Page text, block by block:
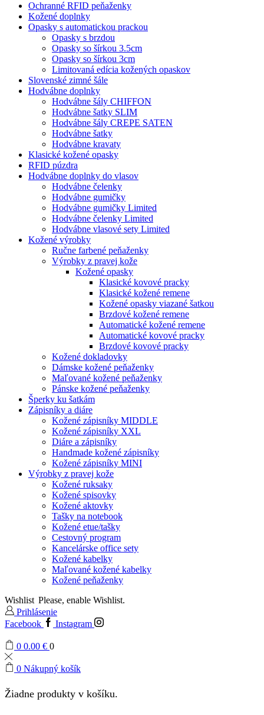
Ochranné RFID peňaženky
Kožené doplnky
Opasky s automatickou prackou
Opasky s brzdou
Opasky so šírkou 3.5cm
Opasky so šírkou 3cm
Limitovaná edícia kožených opaskov
Slovenské zimné šále
Hodvábne doplnky
Hodvábne šály CHIFFON
Hodvábne šatky SLIM
Hodvábne šály CREPE SATEN
Hodvábne šatky
Hodvábne kravaty
Klasické kožené opasky
RFID púzdra
Hodvábne doplnky do vlasov
Hodvábne čelenky
Hodvábne gumičky
Hodvábne gumičky Limited
Hodvábne čelenky Limited
Hodvábne vlasové sety Limited
Kožené výrobky
Ručne farbené peňaženky
Výrobky z pravej kože
Kožené opasky
Klasické kovové pracky
Klasické kožené remene
Kožené opasky viazané šatkou
Brzdové kožené remene
Automatické kožené remene
Automatické kovové pracky
Brzdové kovové pracky
Kožené dokladovky
Dámske kožené peňaženky
Maľované kožené peňaženky
Pánske kožené peňaženky
Šperky ku šatkám
Zápisníky a diáre
Kožené zápisníky MIDDLE
Kožené zápisníky XXL
Diáre a zápisníky
Handmade kožené zápisníky
Kožené zápisníky MINI
Výrobky z pravej kože
Kožené ruksaky
Kožené spisovky
Kožené aktovky
Tašky na notebook
Kožené etue/tašky
Cestovný program
Kancelárske office sety
Kožené kabelky
Maľované kožené kabelky
Kožené peňaženky
Wishlist Please, enable Wishlist.
Prihlásenie
Facebook
Instagram
0 0.00 € 0
0 Nákupný košík
Žiadne produkty v košíku.